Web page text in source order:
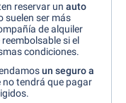
reservar un auto
suelen ser más
de alquiler
si el
condiciones.
un seguro a
no tendrá que pagar